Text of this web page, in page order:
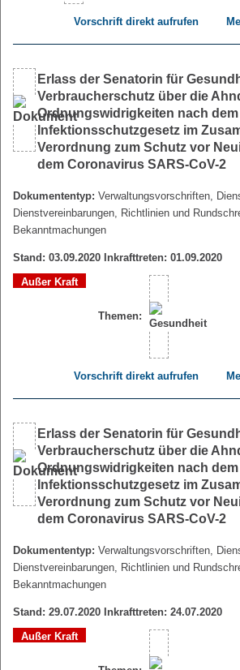
Vorschrift direkt aufrufen
Erlass der Senatorin für
Verbraucherschutz über die
Ordnungswidrigkeiten nach dem
Infektionsschutzgesetz im
Verordnung zum Schutz vor
dem Coronavirus SARS-CoV-2
Dokumententyp: Verwaltungsvorschriften,
Dienstvereinbarungen, Richtlinien und
Bekanntmachungen
Stand: 03.09.2020 Inkrafttreten: 01.09.2020
Außer Kraft
Themen:
Vorschrift direkt aufrufen
Erlass der Senatorin für
Verbraucherschutz über die
Ordnungswidrigkeiten nach dem
Infektionsschutzgesetz im
Verordnung zum Schutz vor
dem Coronavirus SARS-CoV-2
Dokumententyp: Verwaltungsvorschriften,
Dienstvereinbarungen, Richtlinien und
Bekanntmachungen
Stand: 29.07.2020 Inkrafttreten: 24.07.2020
Außer Kraft